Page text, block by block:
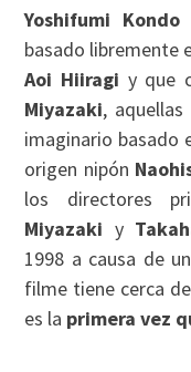
Yoshifumi Kondo
basado libremente
Aoi Hiiragi y que
Miyazaki,
imaginario basado
origen nipón
los directores
Miyazaki y
1998 a causa de
filme tiene cerca
es la primera vez